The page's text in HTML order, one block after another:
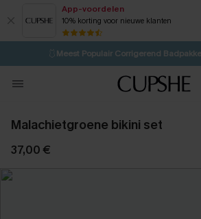
App-voordelen
10% korting voor nieuwe klanten
⚡️LAATSTE KANS | Tot 50%
🩱Meest Populair Corrigerend
💌Abonneer je & ontvang tot 15%
Koop 3, krijg 15% korting |
Malachietgroene bikini set
37,00 €